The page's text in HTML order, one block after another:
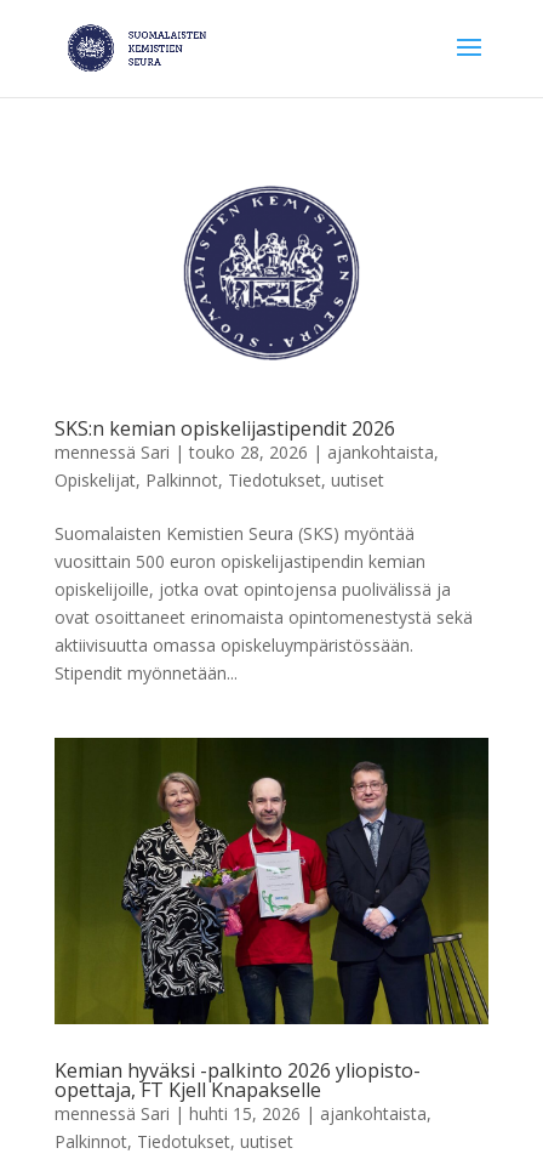
SKS:n kemian opiskelijastipendit 2026
mennessä Sari |touko 28, 2026 | ajankohtaista,
Opiskelijat, Palkinnot, Tiedotukset, uutiset
Suomalaisten Kemistien Seura (SKS) myöntää
vuosittain 500 euron opiskelijastipendin kemian
opiskelijoille, jotka ovat opintojensa puolivälissä ja
ovat osoittaneet erinomaista opintomenestystä sekä
aktiivisuutta omassa opiskeluympäristössään.
Stipendit myönnetään...
Kemian hyväksi -palkinto 2026 yliopisto-
opettaja, FT Kjell Knapakselle
mennessä Sari | huhti 15, 2026 | ajankohtaista,
Palkinnot, Tiedotukset, uutiset